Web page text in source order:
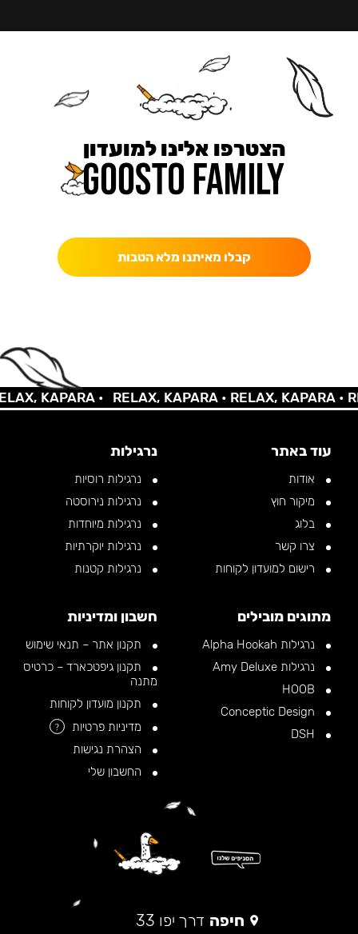
הצטרפו אלינו למועדון
קבלו מאיתנו מלא הטבות
KAPARA • RELAX, KAPARA •RELAX, KAPARA •
עוד באתר
אודות
מיקור חוץ
בלוג
צרו קשר
רישום למועדון לקוחות
נרגילות
נרגילות רוסיות
נרגילות נירוסטה
נרגילות מיוחדות
נרגילות יוקרתיות
נרגילות קטנות
מתוגים מובילים
נרגילות Alpha Hookah
נרגילות Amy Deluxe
חשבון ומדיניות
תקנון אתר – תנאי שימוש
תקנון גיפטכארד – כרטיס
מתנה
תקנון מועדון לקוחות
מדיניות פרטיות
?
הצהרת נגישות
החשבון שלי
חיפה דרך יפו 33